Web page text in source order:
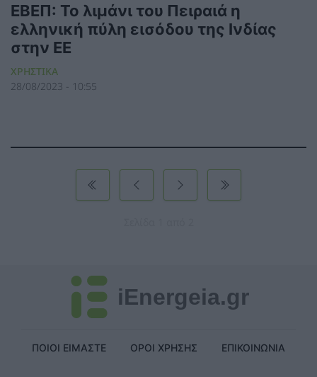
ΕΒΕΠ: Το λιμάνι του Πειραιά η
ελληνική πύλη εισόδου της Ινδίας
στην ΕΕ
ΧΡΗΣΤΙΚΑ
28/08/2023 - 10:55
iEnergeia.gr
ΠΟΙΟΙ ΕΙΜΑΣΤΕ ΟΡΟΙ ΧΡΗΣΗΣ ΕΠΙΚΟΙΝΩΝΙΑ